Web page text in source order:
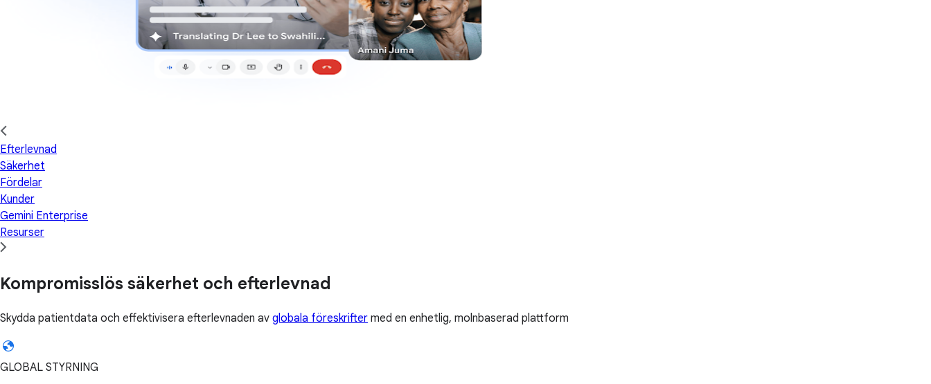
Efterlevnad
Säkerhet
Fördelar
Kunder
Gemini Enterprise
Resurser
Kompromisslös säkerhet och efterlevnad
Skydda patientdata och effektivisera efterlevnaden av globala föreskrifter med en enhetlig, molnbaserad plattform
GLOBAL STYRNING